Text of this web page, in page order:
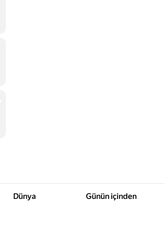
Dünya Günün içinden